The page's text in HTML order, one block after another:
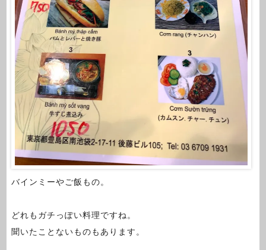
バインミーやご飯もの。
どれもガチっぽい料理ですね。
聞いたことないものもあります。